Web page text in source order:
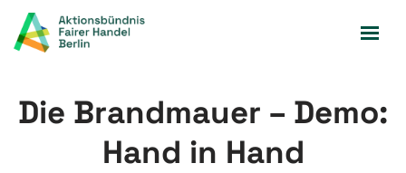
Zum
Die Brandmauer – Demo:
Hand in Hand